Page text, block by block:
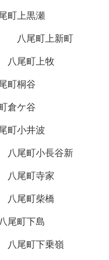
町上黒瀬
八尾町上新町
八尾町上牧
町桐谷
倉ケ谷
町小井波
八尾町小長谷新
八尾町寺家
八尾町柴橋
尾町下島
八尾町下乗嶺